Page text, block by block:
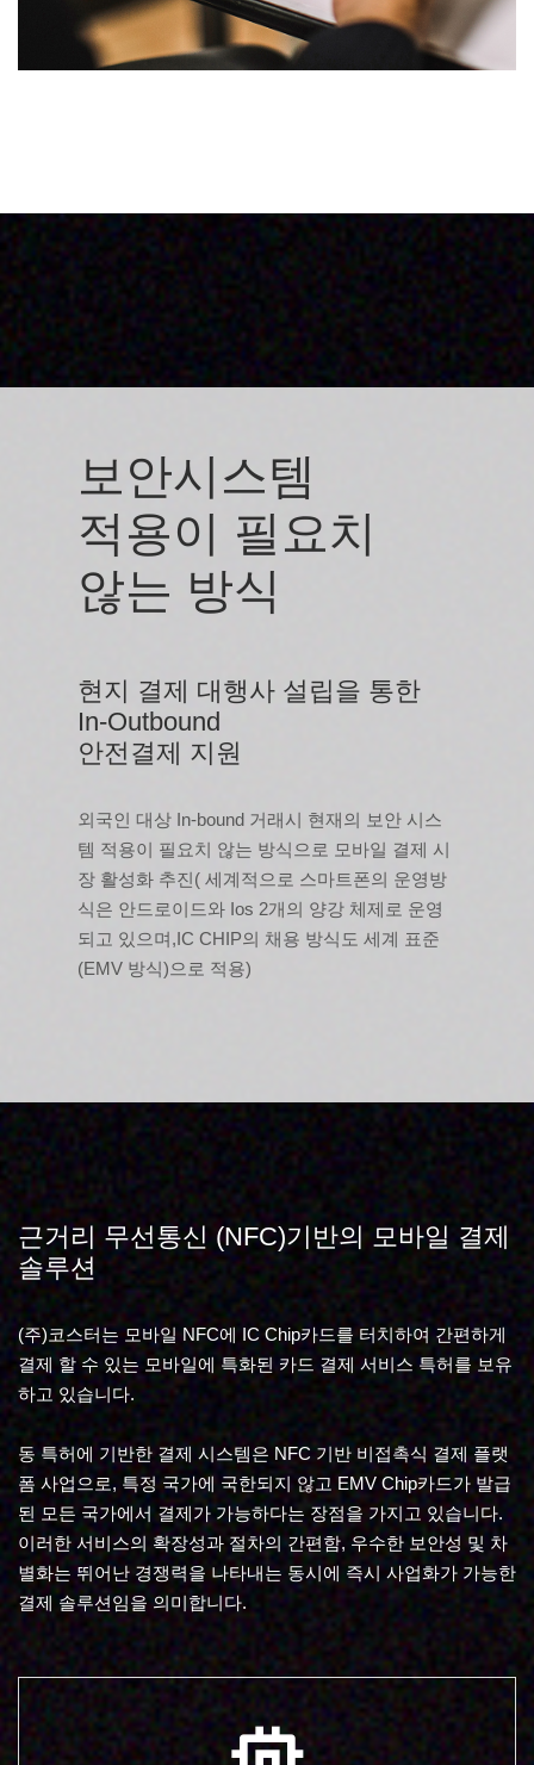
보안시스템
적용이 필요치
않는 방식
현지 결제 대행사 설립을 통한
In-Outbound
안전결제 지원
외국인 대상 In-bound 거래시 현재의 보안 시스
템 적용이 필요치 않는 방식으로 모바일 결제 시
장 활성화 추진( 세계적으로 스마트폰의 운영방
식은 안드로이드와 Ios 2개의 양강 체제로 운영
되고 있으며,IC CHIP의 채용 방식도 세계 표준
(EMV 방식)으로 적용)
근거리 무선통신 (NFC)기반의 모바일 결제
솔루션
(주)코스터는 모바일 NFC에 IC Chip카드를 터치하여 간편하게
결제 할 수 있는 모바일에 특화된 카드 결제 서비스 특허를 보유
하고 있습니다.
동 특허에 기반한 결제 시스템은 NFC 기반 비접촉식 결제 플랫
폼 사업으로, 특정 국가에 국한되지 않고 EMV Chip카드가 발급
된 모든 국가에서 결제가 가능하다는 장점을 가지고 있습니다.
이러한 서비스의 확장성과 절차의 간편함, 우수한 보안성 및 차
별화는 뛰어난 경쟁력을 나타내는 동시에 즉시 사업화가 가능한
결제 솔루션임을 의미합니다.